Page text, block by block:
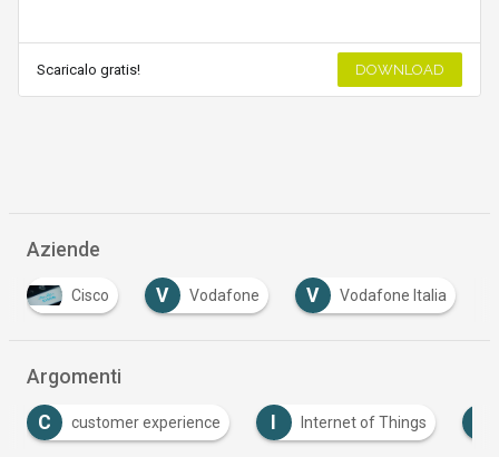
Scaricalo gratis! DOWNLOAD
Aziende
Cisco V Vodafone V Vodafone Italia
Argomenti
C customer experience Internet of Things